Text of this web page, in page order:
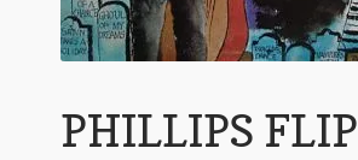
PHILLIPS FLIP